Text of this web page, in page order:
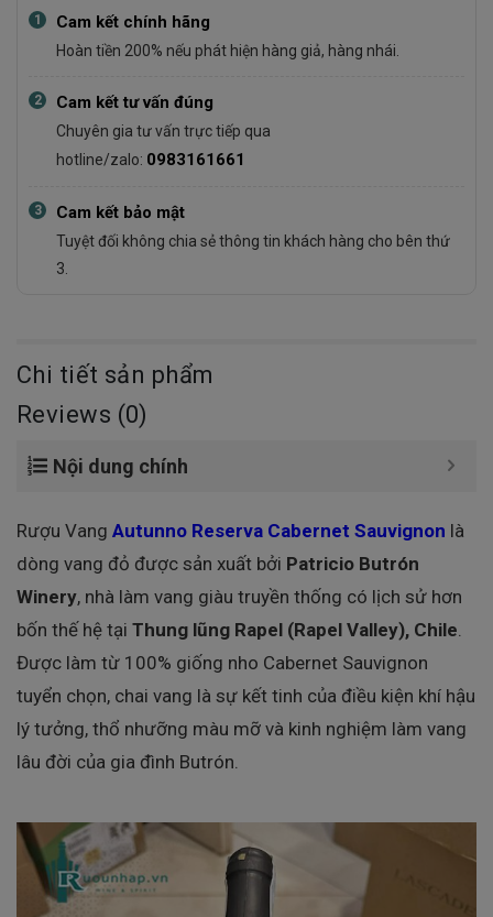
1 Cam kết chính hãng
Hoàn tiền 200% nếu phát hiện hàng giả, hàng nhái.
2 Cam kết tư vấn đúng
Chuyên gia tư vấn trực tiếp qua
hotline/zalo: 0983161661
3 Cam kết bảo mật
Tuyệt đối không chia sẻ thông tin khách hàng cho bên thứ
3.
Chi tiết sản phẩm
Reviews (0)
Nội dung chính
Rượu Vang Autunno Reserva Cabernet Sauvignon là
dòng vang đỏ được sản xuất bởi Patricio Butrón
Winery, nhà làm vang giàu truyền thống có lịch sử hơn
bốn thế hệ tại Thung lũng Rapel (Rapel Valley), Chile.
Được làm từ 100% giống nho Cabernet Sauvignon
tuyển chọn, chai vang là sự kết tinh của điều kiện khí hậu
lý tưởng, thổ nhưỡng màu mỡ và kinh nghiệm làm vang
lâu đời của gia đình Butrón.